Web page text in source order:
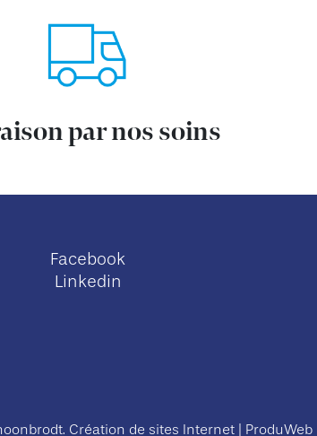
par nos soins
Facebook
Linkedin
Création de sites Internet | ProduWeb